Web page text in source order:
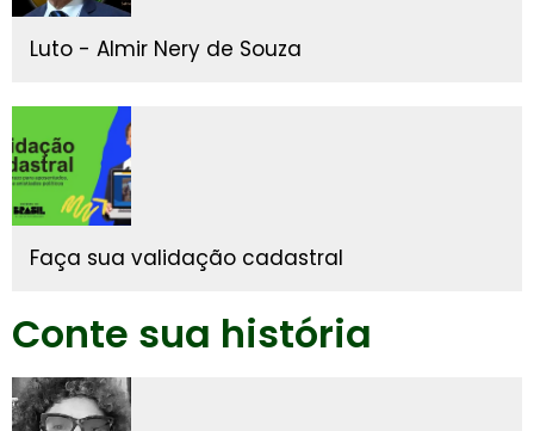
Luto - Almir Nery de Souza
Faça sua validação cadastral
Conte sua história